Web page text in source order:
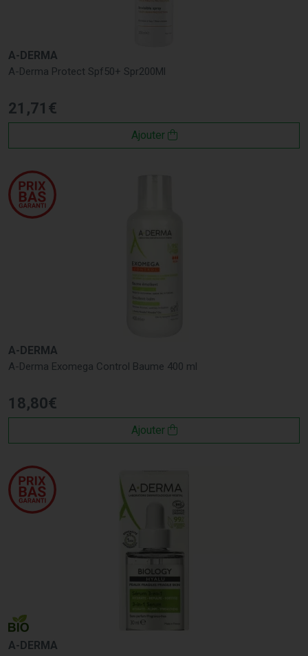
A-DERMA
A-Derma Protect Spf50+ Spr200Ml
21 ,71 €
Ajouter
A-DERMA
A-Derma Exomega Control Baume 400 ml
18,80€
Ajouter
A-DERMA